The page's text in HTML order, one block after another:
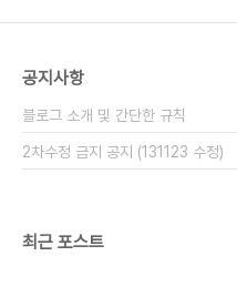
공지사항
블로그 소개 및 간단한 규칙
2차수정 금지 공지 (131123 수정)
최근 포스트